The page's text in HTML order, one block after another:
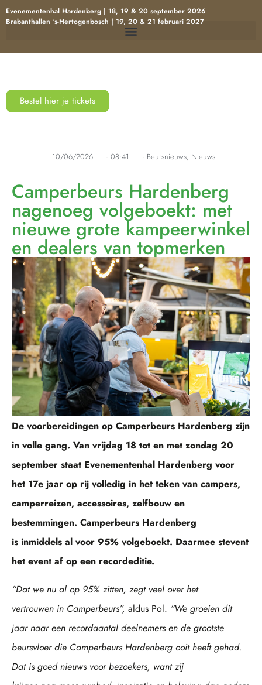
Evenementenhal Hardenberg | 18, 19 & 20 september 2026
Brabanthallen ‘s-Hertogenbosch | 19, 20 & 21 februari 2027
Bestel hier je tickets
10/06/2026 - 08:41 - Beursnieuws, Nieuws
Camperbeurs Hardenberg
nagenoeg volgeboekt: met
nieuwe grote kampeerwinkel
en dealers van topmerken
De voorbereidingen op Camperbeurs Hardenberg zijn
in volle gang. Van vrijdag 18 tot en met zondag 20
september staat Evenementenhal Hardenberg voor
het 17e jaar op rij volledig in het teken van campers,
camperreizen, accessoires, zelfbouw en
bestemmingen. Camperbeurs Hardenberg
is inmiddels al voor 95% volgeboekt. Daarmee stevent
het event af op een recordeditie.
“Dat we nu al op 95% zitten, zegt veel over het
vertrouwen in Camperbeurs”, aldus Pol. “We groeien dit
jaar naar een recordaantal deelnemers en de grootste
beursvloer die Camperbeurs Hardenberg ooit heeft gehad.
Dat is goed nieuws voor bezoekers, want zij